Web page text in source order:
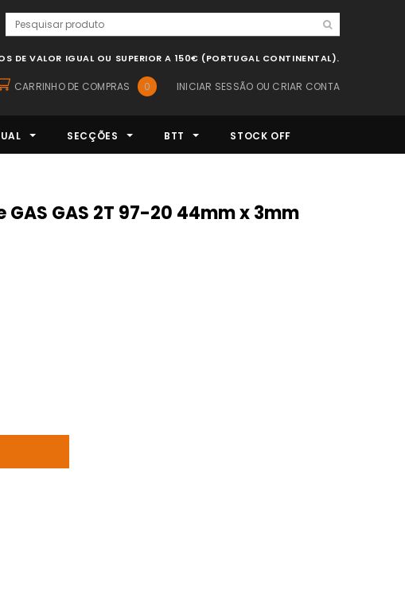
DE VALOR IGUAL OU SUPERIOR A 150€ (PORTUGAL CONTINENTAL).
INICIAR SESSÃO OU CRIAR CONTA
CARRINHO DE COMPRAS 0
SECÇÕES BTT STOCK OFF